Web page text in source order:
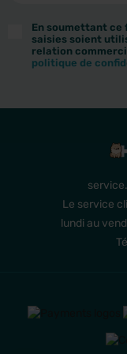
En soumettant
saisies soient
relation
politique de
Le service
lundi au